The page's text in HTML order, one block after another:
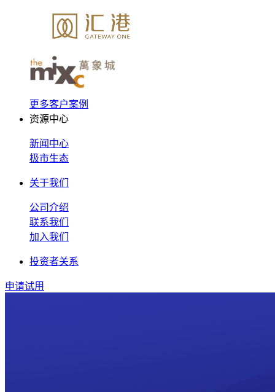
更多客户案例
资源中心
新闻中心
极市生态
关于我们
公司介绍
联系我们
加入我们
投资者关系
申请试用